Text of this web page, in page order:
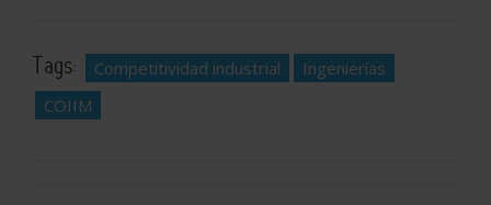
Tags: Competitividad industrial
Ingenierías
COIIM